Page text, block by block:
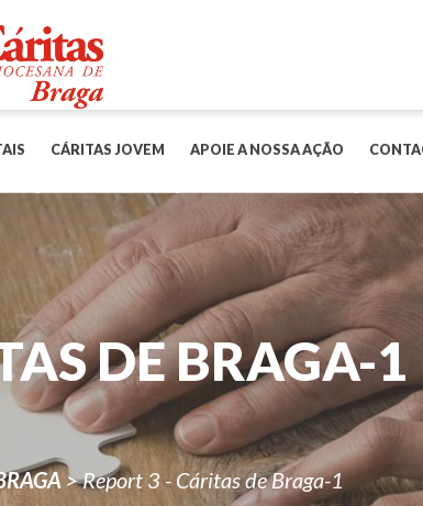
CÁRITAS JOVEM APOIE A NOSSA AÇÃO
DE BRAGA-1
>Report 3 - Cáritas de Braga-1